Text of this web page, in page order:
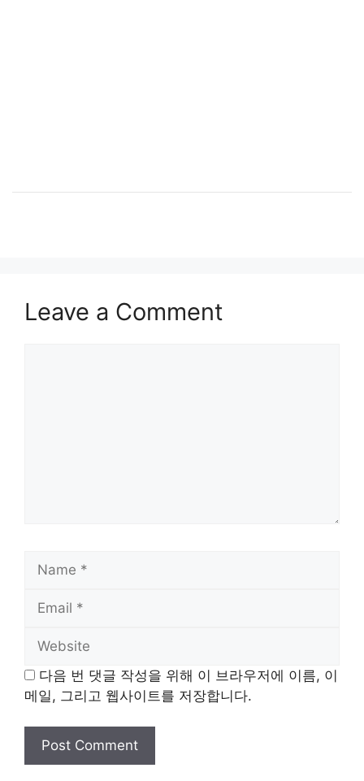
Leave a Comment
다음 번 댓글 작성을 위해 이 브라우저에 이름, 이
메일, 그리고 웹사이트를 저장합니다.